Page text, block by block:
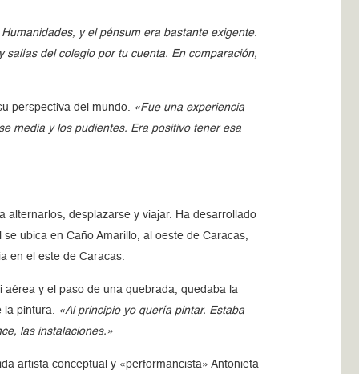
y el pénsum era bastante exigente.
del colegio por tu cuenta. En comparación,
perspectiva del mundo.
«Fue una experiencia
media y los pudientes. Era positivo tener esa
alternarlos, desplazarse y viajar. Ha desarrollado
ubica en Caño Amarillo, al oeste de Caracas,
en el este de Caracas.
y el paso de una quebrada, quedaba la
la pintura.
«Al principio yo quería pintar. Estaba
las instalaciones.»
artista conceptual y «performancista» Antonieta